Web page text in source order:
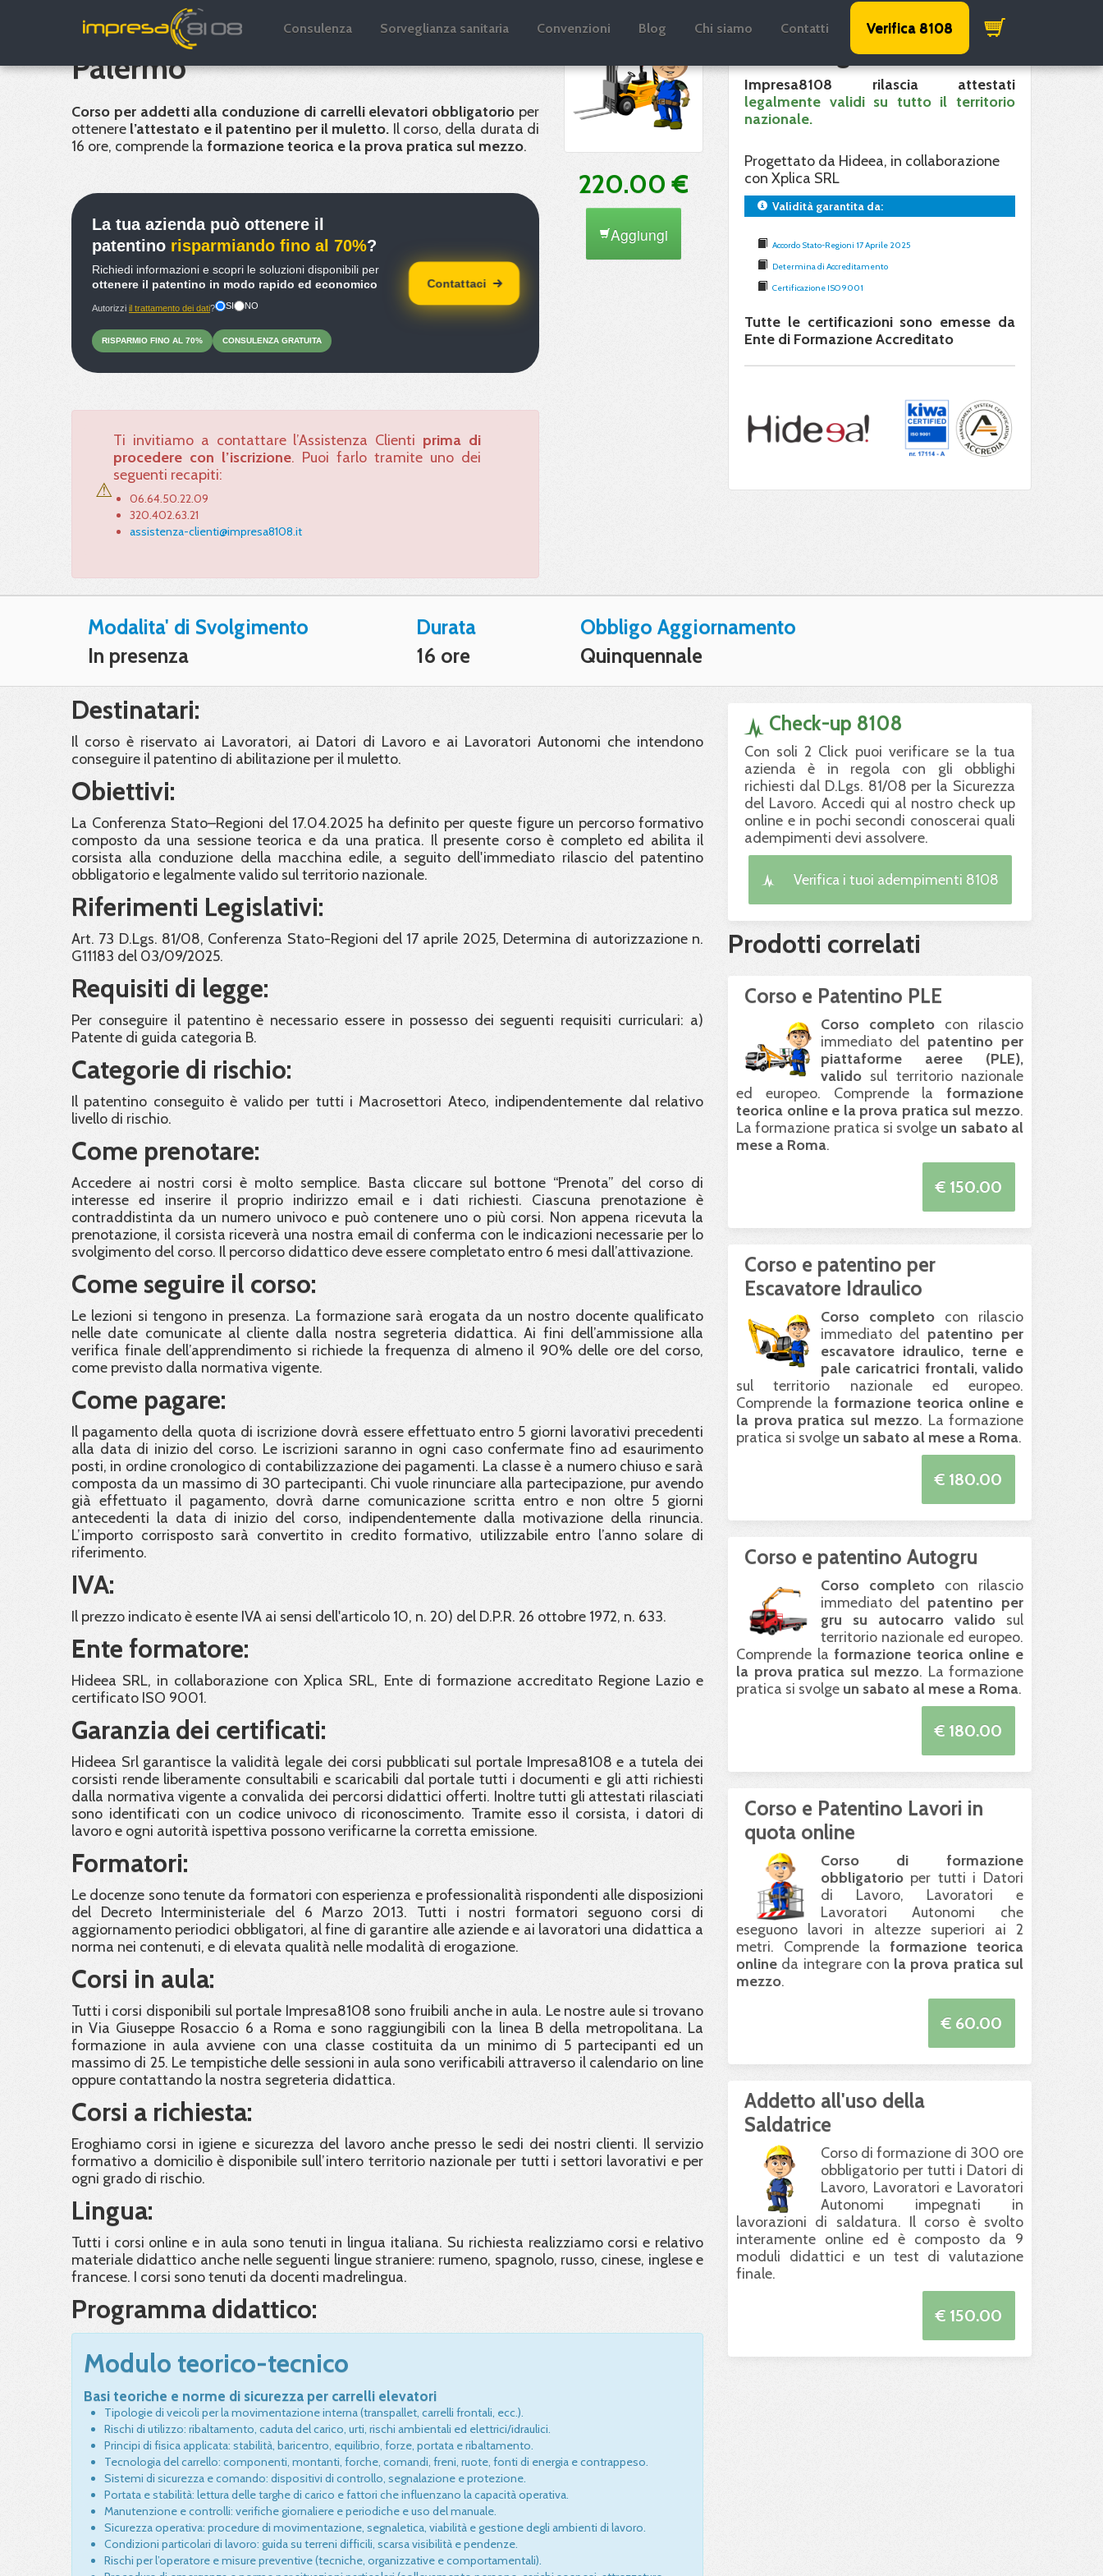
Consulenza Sorveglianza sanitaria Convenzioni Blog Chi siamo Contatti Verifica 8108
Corso e Patentino Muletto -
Palermo
Corso per addetti alla conduzione di carrelli elevatori obbligatorio per
ottenere l’attestato e il patentino per il muletto. Il corso, della durata di
16 ore, comprende la formazione teorica e la prova pratica sul mezzo.
La tua azienda può ottenere il
patentino risparmiando fino al 70%?
Richiedi informazioni e scopri le soluzioni disponibili per
ottenere il patentino in modo rapido ed economico
Autorizzi il trattamento dei dati? SI NO
RISPARMIO FINO AL 70% CONSULENZA GRATUITA
Contattaci
⚠
Ti invitiamo a contattare l’Assistenza Clienti prima di
procedere con l’iscrizione. Puoi farlo tramite uno dei
seguenti recapiti:
06.64.50.22.09
320.402.63.21
assistenza-clienti@impresa8108.it
220.00 €
Aggiungi
Validità garantita
Impresa8108 rilascia attestati
legalmente validi su tutto il territorio
nazionale.
Progettato da Hideea, in collaborazione
con Xplica SRL
Validità garantita da:
Accordo Stato-Regioni 17 Aprile 2025
Determina di Accreditamento
Certificazione ISO 9001
Tutte le certificazioni sono emesse da
Ente di Formazione Accreditato
Modalita' di Svolgimento
In presenza
Durata
16 ore
Obbligo Aggiornamento
Quinquennale
Destinatari:
Il corso è riservato ai Lavoratori, ai Datori di Lavoro e ai Lavoratori Autonomi che intendono
conseguire il patentino di abilitazione per il muletto.
Obiettivi:
La Conferenza Stato–Regioni del 17.04.2025 ha definito per queste figure un percorso formativo
composto da una sessione teorica e da una pratica. Il presente corso è completo ed abilita il
corsista alla conduzione della macchina edile, a seguito dell'immediato rilascio del patentino
obbligatorio e legalmente valido sul territorio nazionale.
Riferimenti Legislativi:
Art. 73 D.Lgs. 81/08, Conferenza Stato-Regioni del 17 aprile 2025, Determina di autorizzazione n.
G11183 del 03/09/2025.
Requisiti di legge:
Per conseguire il patentino è necessario essere in possesso dei seguenti requisiti curriculari: a)
Patente di guida categoria B.
Categorie di rischio:
Il patentino conseguito è valido per tutti i Macrosettori Ateco, indipendentemente dal relativo
livello di rischio.
Come prenotare:
Accedere ai nostri corsi è molto semplice. Basta cliccare sul bottone “Prenota” del corso di
interesse ed inserire il proprio indirizzo email e i dati richiesti. Ciascuna prenotazione è
contraddistinta da un numero univoco e può contenere uno o più corsi. Non appena ricevuta la
prenotazione, il corsista riceverà una nostra email di conferma con le indicazioni necessarie per lo
svolgimento del corso. Il percorso didattico deve essere completato entro 6 mesi dall’attivazione.
Come seguire il corso:
Le lezioni si tengono in presenza. La formazione sarà erogata da un nostro docente qualificato
nelle date comunicate al cliente dalla nostra segreteria didattica. Ai fini dell’ammissione alla
verifica finale dell’apprendimento si richiede la frequenza di almeno il 90% delle ore del corso,
come previsto dalla normativa vigente.
Come pagare:
Il pagamento della quota di iscrizione dovrà essere effettuato entro 5 giorni lavorativi precedenti
alla data di inizio del corso. Le iscrizioni saranno in ogni caso confermate fino ad esaurimento
posti, in ordine cronologico di contabilizzazione dei pagamenti. La classe è a numero chiuso e sarà
composta da un massimo di 30 partecipanti. Chi vuole rinunciare alla partecipazione, pur avendo
già effettuato il pagamento, dovrà darne comunicazione scritta entro e non oltre 5 giorni
antecedenti la data di inizio del corso, indipendentemente dalla motivazione della rinuncia.
L’importo corrisposto sarà convertito in credito formativo, utilizzabile entro l’anno solare di
riferimento.
IVA:
Il prezzo indicato è esente IVA ai sensi dell'articolo 10, n. 20) del D.P.R. 26 ottobre 1972, n. 633.
Ente formatore:
Hideea SRL, in collaborazione con Xplica SRL, Ente di formazione accreditato Regione Lazio e
certificato ISO 9001.
Garanzia dei certificati:
Hideea Srl garantisce la validità legale dei corsi pubblicati sul portale Impresa8108 e a tutela dei
corsisti rende liberamente consultabili e scaricabili dal portale tutti i documenti e gli atti richiesti
dalla normativa vigente a convalida dei percorsi didattici offerti. Inoltre tutti gli attestati rilasciati
sono identificati con un codice univoco di riconoscimento. Tramite esso il corsista, i datori di
lavoro e ogni autorità ispettiva possono verificarne la corretta emissione.
Formatori:
Le docenze sono tenute da formatori con esperienza e professionalità rispondenti alle disposizioni
del Decreto Interministeriale del 6 Marzo 2013. Tutti i nostri formatori seguono corsi di
aggiornamento periodici obbligatori, al fine di garantire alle aziende e ai lavoratori una didattica a
norma nei contenuti, e di elevata qualità nelle modalità di erogazione.
Corsi in aula:
Tutti i corsi disponibili sul portale Impresa8108 sono fruibili anche in aula. Le nostre aule si trovano
in Via Giuseppe Rosaccio 6 a Roma e sono raggiungibili con la linea B della metropolitana. La
formazione in aula avviene con una classe costituita da un minimo di 5 partecipanti ed un
massimo di 25. Le tempistiche delle sessioni in aula sono verificabili attraverso il calendario on line
oppure contattando la nostra segreteria didattica.
Corsi a richiesta:
Eroghiamo corsi in igiene e sicurezza del lavoro anche presso le sedi dei nostri clienti. Il servizio
formativo a domicilio è disponibile sull’intero territorio nazionale per tutti i settori lavorativi e per
ogni grado di rischio.
Lingua:
Tutti i corsi online e in aula sono tenuti in lingua italiana. Su richiesta realizziamo corsi e relativo
materiale didattico anche nelle seguenti lingue straniere: rumeno, spagnolo, russo, cinese, inglese e
francese. I corsi sono tenuti da docenti madrelingua.
Programma didattico:
Modulo teorico-tecnico
Basi teoriche e norme di sicurezza per carrelli elevatori
Tipologie di veicoli per la movimentazione interna (transpallet, carrelli frontali, ecc.).
Rischi di utilizzo: ribaltamento, caduta del carico, urti, rischi ambientali ed elettrici/idraulici.
Principi di fisica applicata: stabilità, baricentro, equilibrio, forze, portata e ribaltamento.
Tecnologia del carrello: componenti, montanti, forche, comandi, freni, ruote, fonti di energia e contrappeso.
Sistemi di sicurezza e comando: dispositivi di controllo, segnalazione e protezione.
Portata e stabilità: lettura delle targhe di carico e fattori che influenzano la capacità operativa.
Manutenzione e controlli: verifiche giornaliere e periodiche e uso del manuale.
Sicurezza operativa: procedure di movimentazione, segnaletica, viabilità e gestione degli ambienti di lavoro.
Condizioni particolari di lavoro: guida su terreni difficili, scarsa visibilità e pendenze.
Rischi per l’operatore e misure preventive (tecniche, organizzative e comportamentali).
Check-up 8108
Con soli 2 Click puoi verificare se la tua
azienda è in regola con gli obblighi
richiesti dal D.Lgs. 81/08 per la Sicurezza
del Lavoro. Accedi qui al nostro check up
online e in pochi secondi conoscerai quali
adempimenti devi assolvere.
Verifica i tuoi adempimenti 8108
Prodotti correlati
Corso e Patentino PLE
Corso completocon rilascio
immediato del patentino per
piattaforme aeree (PLE),
validosul territorio nazionale
ed europeo. Comprende la formazione
teorica online e la prova pratica sul mezzo.
La formazione pratica si svolge un sabato al
mese a Roma.
€ 150.00
Corso e patentino per
Escavatore Idraulico
Corso completocon rilascio
immediato del patentino per
escavatore idraulico, terne e
pale caricatrici frontali, valido
sul territorio nazionale ed europeo.
Comprende laformazione teorica online e
la prova pratica sul mezzo. La formazione
pratica si svolge un sabato al mese a Roma.
€ 180.00
Corso e patentino Autogru
Corso completocon rilascio
immediato del patentino per
gru su autocarro validosul
territorio nazionale ed europeo.
Comprende laformazione teorica online e
la prova pratica sul mezzo. La formazione
pratica si svolge un sabato al mese a Roma.
€ 180.00
Corso e Patentino Lavori in
quota online
Corso di formazione
obbligatorioper tutti i Datori
di Lavoro, Lavoratori e
Lavoratori Autonomi che
eseguono lavori in altezze superiori ai 2
metri. Comprende laformazione teorica
online da integrare con la prova pratica sul
mezzo.
€ 60.00
Addetto all'uso della
Saldatrice
Corso di formazione di 300 ore
obbligatorio per tutti i Datori di
Lavoro, Lavoratori e Lavoratori
Autonomi impegnati in
lavorazioni di saldatura. Il corso è svolto
interamente online ed è composto da 9
moduli didattici e un test di valutazione
finale.
€ 150.00